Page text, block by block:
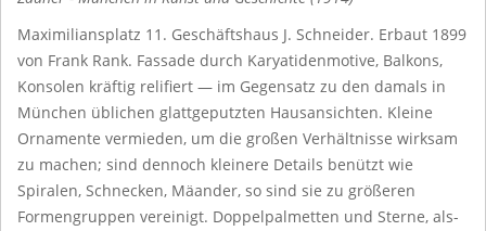
Maximiliansplatz 11. Geschäftshaus J. Schneider. Erbaut 1899
von Frank Rank. Fassade durch Karyatidenmotive, Balkons,
Konsolen kräftig relifiert — im Gegensatz zu den damals in
München üblichen glattgeputzten Hausansichten. Kleine
Ornamente vermieden, um die großen Verhältnisse wirksam
zu machen; sind dennoch kleinere Details benützt wie
Spiralen, Schnecken, Mäander, so sind sie zu größeren
Formengruppen vereinigt. Doppelpalmetten und Sterne, als-